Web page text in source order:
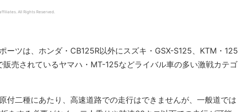
All Rights Reserved.
ーツは、ホンダ・CB125R以外にスズキ・GSX-S125、KTM・125
販売されているヤマハ・MT-125などライバル車の多い激戦カテゴ
付二種にあたり、高速道路での走行はできませんが、一般道では